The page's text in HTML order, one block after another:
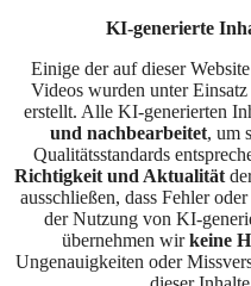
KI-generierte
Einige der auf dieser
Videos wurden unter
erstellt. Alle KI-generierten
und nachbearbeitet, um
Qualitätsstandards
Richtigkeit und Aktualität
ausschließen, dass Fehler
der Nutzung von KI-
übernehmen wirkeine
Ungenauigkeiten oder